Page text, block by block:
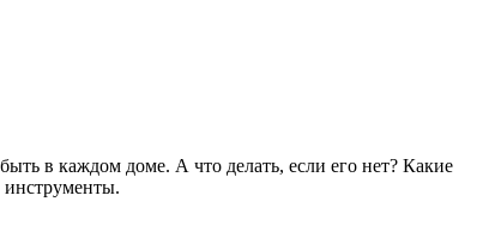
в каждом доме. А что делать, если его нет? Какие
инструменты.